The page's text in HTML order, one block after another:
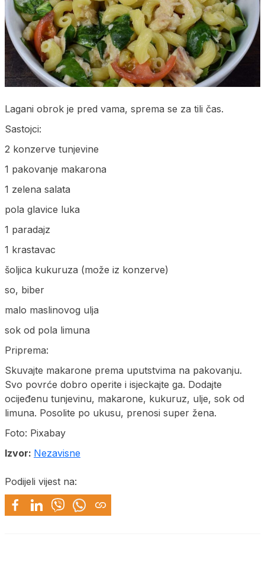
Lagani obrok je pred vama, sprema se za tili čas.
Sastojci:
2 konzerve tunjevine
1 pakovanje makarona
1 zelena salata
pola glavice luka
1 paradajz
1 krastavac
šoljica kukuruza (može iz konzerve)
so, biber
malo maslinovog ulja
sok od pola limuna
Priprema:
Skuvajte makarone prema uputstvima na pakovanju.
Svo povrće dobro operite i isjeckajte ga. Dodajte
ocijeđenu tunjevinu, makarone, kukuruz, ulje, sok od
limuna. Posolite po ukusu, prenosi super žena.
Foto: Pixabay
Izvor: Nezavisne
Podijeli vijest na: